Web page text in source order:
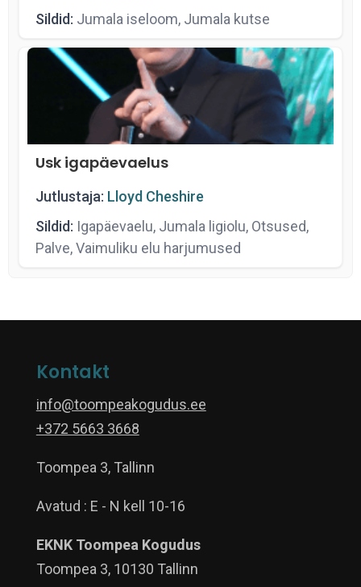
Sildid: Jumala iseloom, Jumala kutse
Usk igapäevaelus
Jutlustaja: Lloyd Cheshire
Sildid: Igapäevaelu, Jumala ligiolu, Otsused,
Palve, Vaimuliku elu harjumused
Kontakt
info@toompeakogudus.ee
+372 5663 3668
Toompea 3, Tallinn
Avatud : E - N kell 10-16
EKNK Toompea Kogudus
Toompea 3, 10130 Tallinn